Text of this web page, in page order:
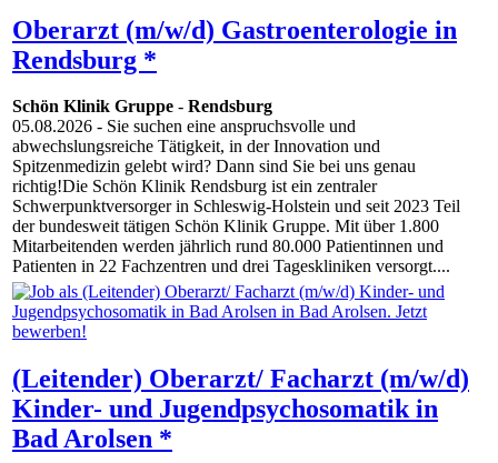
Oberarzt (m/w/d) Gastroenterologie in
Rendsburg *
Schön Klinik Gruppe - Rendsburg
05.08.2026 - Sie suchen eine anspruchsvolle und
abwechslungsreiche Tätigkeit, in der Innovation und
Spitzenmedizin gelebt wird? Dann sind Sie bei uns genau
richtig!Die Schön Klinik Rendsburg ist ein zentraler
Schwerpunktversorger in Schleswig-Holstein und seit 2023 Teil
der bundesweit tätigen Schön Klinik Gruppe. Mit über 1.800
Mitarbeitenden werden jährlich rund 80.000 Patientinnen und
Patienten in 22 Fachzentren und drei Tageskliniken versorgt....
(Leitender) Oberarzt/ Facharzt (m/w/d)
Kinder- und Jugendpsychosomatik in
Bad Arolsen *